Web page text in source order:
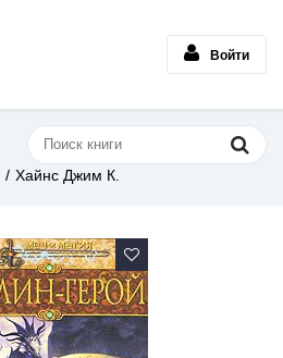
Войти
Хайнс Джим К.